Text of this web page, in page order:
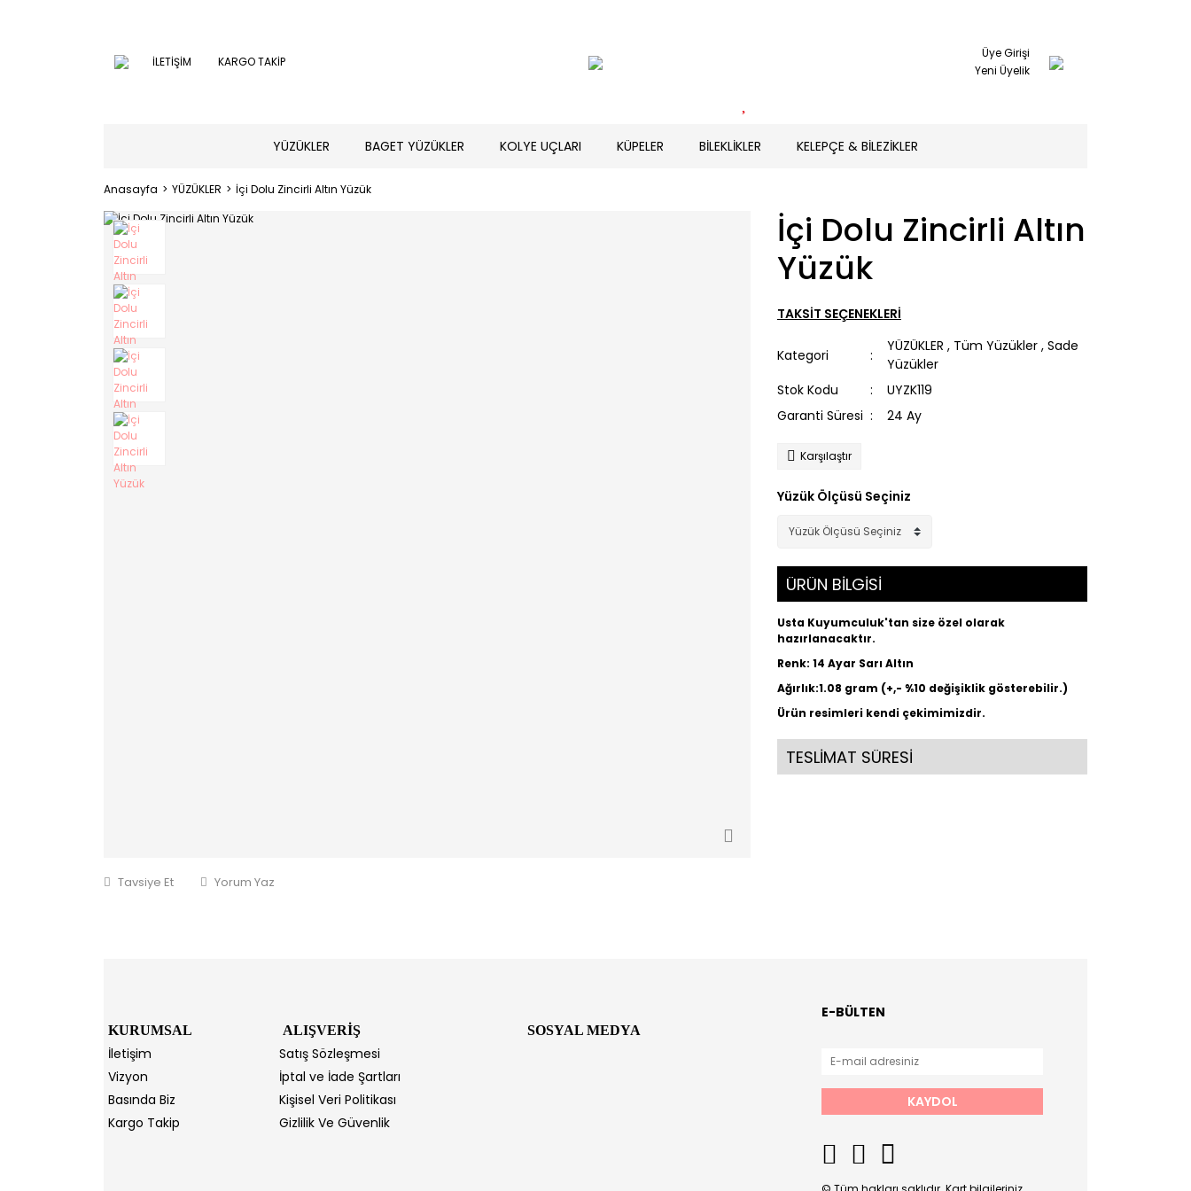
İLETİŞİM KARGO TAKİP
Üye Girişi
Yeni Üyelik
YÜZÜKLER BAGET YÜZÜKLER KOLYE UÇLARI KÜPELER BİLEKLİKLER KELEPÇE & BİLEZİKLER
Anasayfa YÜZÜKLER İçi Dolu Zincirli Altın Yüzük
Tavsiye Et Yorum Yaz
İçi Dolu Zincirli Altın
Yüzük
TAKSİT SEÇENEKLERİ
Kategori
YÜZÜKLER , Tüm Yüzükler , Sade
Yüzükler
Stok Kodu
UYZK119
Garanti Süresi
24 Ay
Karşılaştır
Yüzük Ölçüsü Seçiniz
ÜRÜN BİLGİSİ
Usta Kuyumculuk'tan size özel olarak
hazırlanacaktır.
Renk: 14 Ayar Sarı Altın
Ağırlık:1.08 gram (+,- %10 değişiklik gösterebilir.)
Ürün resimleri kendi çekimimizdir.
TESLİMAT SÜRESİ
KURUMSAL ALIŞVERİŞ SOSYAL MEDYA
İletişim
Satış Sözleşmesi
Vizyon
İptal ve İade Şartları
Basında Biz
Kişisel Veri Politikası
Kargo Takip
Gizlilik Ve Güvenlik
E-BÜLTEN
KAYDOL